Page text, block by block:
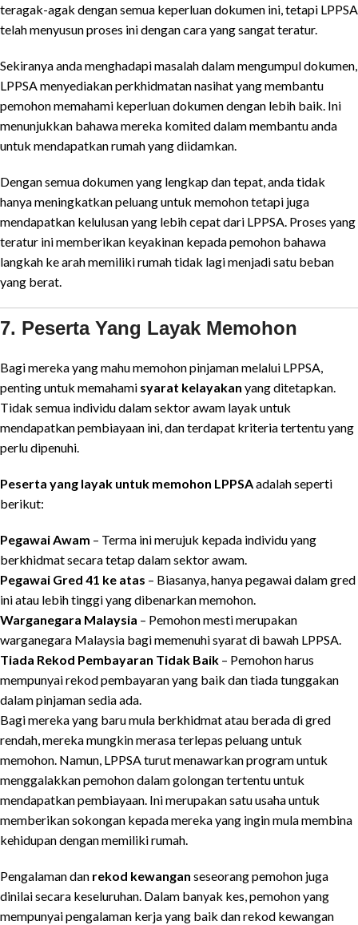
teragak-agak dengan semua keperluan dokumen ini, tetapi LPPSA
telah menyusun proses ini dengan cara yang sangat teratur.
Sekiranya anda menghadapi masalah dalam mengumpul dokumen,
LPPSA menyediakan perkhidmatan nasihat yang membantu
pemohon memahami keperluan dokumen dengan lebih baik. Ini
menunjukkan bahawa mereka komited dalam membantu anda
untuk mendapatkan rumah yang diidamkan.
Dengan semua dokumen yang lengkap dan tepat, anda tidak
hanya meningkatkan peluang untuk memohon tetapi juga
mendapatkan kelulusan yang lebih cepat dari LPPSA. Proses yang
teratur ini memberikan keyakinan kepada pemohon bahawa
langkah ke arah memiliki rumah tidak lagi menjadi satu beban
yang berat.
7. Peserta Yang Layak Memohon
Bagi mereka yang mahu memohon pinjaman melalui LPPSA,
penting untuk memahami syarat kelayakan yang ditetapkan.
Tidak semua individu dalam sektor awam layak untuk
mendapatkan pembiayaan ini, dan terdapat kriteria tertentu yang
perlu dipenuhi.
Peserta yang layak untuk memohon LPPSAadalah seperti
berikut:
Pegawai Awam – Terma ini merujuk kepada individu yang
berkhidmat secara tetap dalam sektor awam.
Pegawai Gred 41 ke atas – Biasanya, hanya pegawai dalam gred
ini atau lebih tinggi yang dibenarkan memohon.
Warganegara Malaysia – Pemohon mesti merupakan
warganegara Malaysia bagi memenuhi syarat di bawah LPPSA.
Tiada Rekod Pembayaran Tidak Baik – Pemohon harus
mempunyai rekod pembayaran yang baik dan tiada tunggakan
dalam pinjaman sedia ada.
Bagi mereka yang baru mula berkhidmat atau berada di gred
rendah, mereka mungkin merasa terlepas peluang untuk
memohon. Namun, LPPSA turut menawarkan program untuk
menggalakkan pemohon dalam golongan tertentu untuk
mendapatkan pembiayaan. Ini merupakan satu usaha untuk
memberikan sokongan kepada mereka yang ingin mula membina
kehidupan dengan memiliki rumah.
Pengalaman dan rekod kewangan seseorang pemohon juga
dinilai secara keseluruhan. Dalam banyak kes, pemohon yang
mempunyai pengalaman kerja yang baik dan rekod kewangan